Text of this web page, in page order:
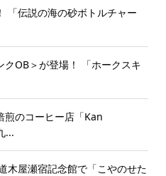
「伝説の海の砂ボトルチャー
OB＞が登場！ 「ホークスキ
煎のコーヒー店「Kan
...
木屋瀬宿記念館で「こやのせた